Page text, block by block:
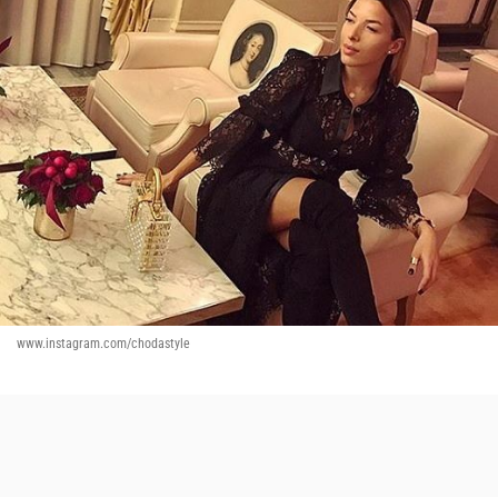
www.instagram.com/chodastyle